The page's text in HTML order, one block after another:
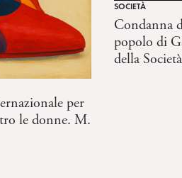
per
le donne. M.
SOCIETÀ
Condanna
popolo di
della